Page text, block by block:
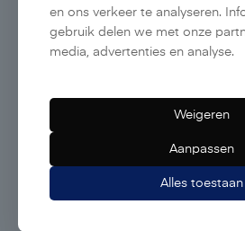
Huidverzorging
en ons verkeer te analyseren.
gebruik delen we met onze
media, advertenties en analyse.
Weigeren
Aanpassen
Alles toestaan